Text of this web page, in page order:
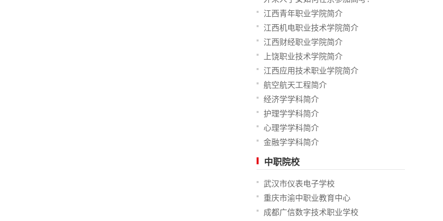
江西青年职业学院简介
江西机电职业技术学院简介
江西财经职业学院简介
上饶职业技术学院简介
江西应用技术职业学院简介
航空航天工程简介
经济学学科简介
护理学学科简介
心理学学科简介
金融学学科简介
中职院校
武汉市仪表电子学校
重庆市渝中职业教育中心
成都广信数字技术职业学校